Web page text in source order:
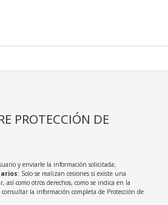
PROTECCIÓN DE
y enviarle la información solicitada;
: Solo se realizan cesiones si existe una
así como otros derechos, como se indica en la
consultar la información completa de Protección de